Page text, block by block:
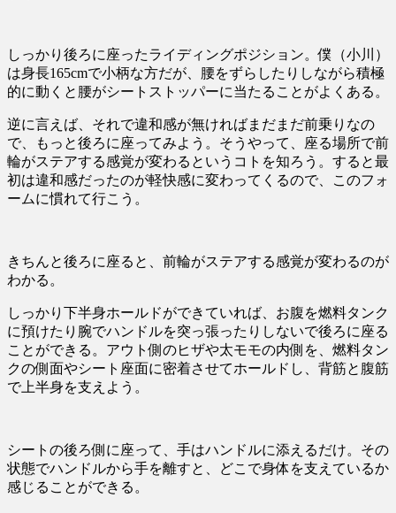
しっかり後ろに座ったライディングポジション。僕（小川）
は身長165cmで小柄な方だが、腰をずらしたりしながら積極
的に動くと腰がシートストッパーに当たることがよくある。
逆に言えば、それで違和感が無ければまだまだ前乗りなの
で、もっと後ろに座ってみよう。そうやって、座る場所で前
輪がステアする感覚が変わるというコトを知ろう。すると最
初は違和感だったのが軽快感に変わってくるので、このフォ
ームに慣れて行こう。
きちんと後ろに座ると、前輪がステアする感覚が変わるのが
わかる。
しっかり下半身ホールドができていれば、お腹を燃料タンク
に預けたり腕でハンドルを突っ張ったりしないで後ろに座る
ことができる。アウト側のヒザや太モモの内側を、燃料タン
クの側面やシート座面に密着させてホールドし、背筋と腹筋
で上半身を支えよう。
シートの後ろ側に座って、手はハンドルに添えるだけ。その
状態でハンドルから手を離すと、どこで身体を支えているか
感じることができる。